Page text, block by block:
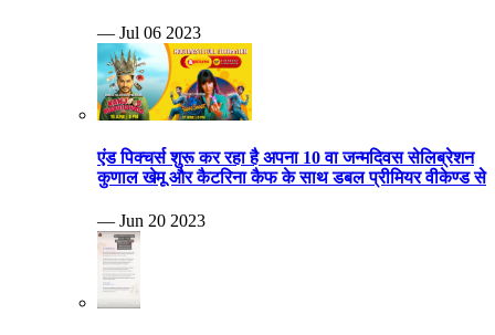
— Jul 06 2023
एंड पिक्चर्स शुरू कर रहा है अपना 10 वा जन्मदिवस सेलिब्रेशन
कुणाल खेमू और कैटरिना कैफ के साथ डबल प्रीमियर वीकेण्ड से
— Jun 20 2023